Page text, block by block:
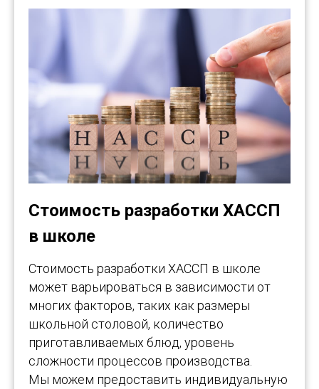
Стоимость разработки ХАССП
в школе
Стоимость разработки ХАССП в школе
может варьироваться в зависимости от
многих факторов, таких как размеры
школьной столовой, количество
приготавливаемых блюд, уровень
сложности процессов производства.
Мы можем предоставить индивидуальную